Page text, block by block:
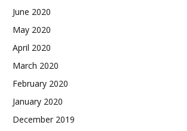
June 2020
May 2020
April 2020
March 2020
February 2020
January 2020
December 2019